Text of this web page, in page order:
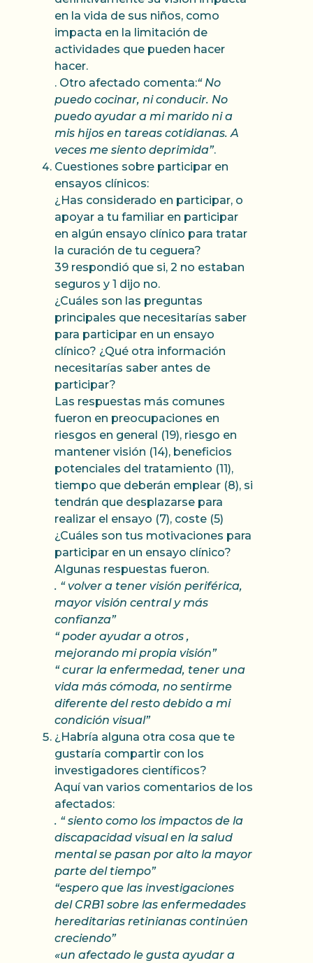
en la vida de sus niños, como
impacta en la limitación de
actividades que pueden hacer
hacer.
. Otro afectado comenta:“ No
puedo cocinar, ni conducir. No
puedo ayudar a mi marido ni a
mis hijos en tareas cotidianas. A
veces me siento deprimida”.
Cuestiones sobre participar en
ensayos clínicos:
¿Has considerado en participar, o
apoyar a tu familiar en participar
en algún ensayo clínico para tratar
la curación de tu ceguera?
39 respondió que si, 2 no estaban
seguros y 1 dijo no.
¿Cuáles son las preguntas
principales que necesitarías saber
para participar en un ensayo
clínico? ¿Qué otra información
necesitarías saber antes de
participar?
Las respuestas más comunes
fueron en preocupaciones en
riesgos en general (19), riesgo en
mantener visión (14), beneficios
potenciales del tratamiento (11),
tiempo que deberán emplear (8), si
tendrán que desplazarse para
realizar el ensayo (7), coste (5)
¿Cuáles son tus motivaciones para
participar en un ensayo clínico?
Algunas respuestas fueron.
. “ volver a tener visión periférica,
mayor visión central y más
confianza”
“ poder ayudar a otros ,
mejorando mi propia visión”
“ curar la enfermedad, tener una
vida más cómoda, no sentirme
diferente del resto debido a mi
condición visual”
¿Habría alguna otra cosa que te
gustaría compartir con los
investigadores científicos?
Aquí van varios comentarios de los
afectados:
. “ siento como los impactos de la
discapacidad visual en la salud
mental se pasan por alto la mayor
parte del tiempo”
“espero que las investigaciones
del CRB1 sobre las enfermedades
hereditarias retinianas continúen
creciendo”
«un afectado le gusta ayudar a